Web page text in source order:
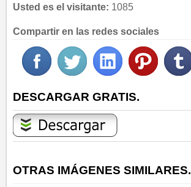
Usted es el visitante: 1085
Compartir en las redes sociales
DESCARGAR GRATIS.
OTRAS IMÁGENES SIMILARES.